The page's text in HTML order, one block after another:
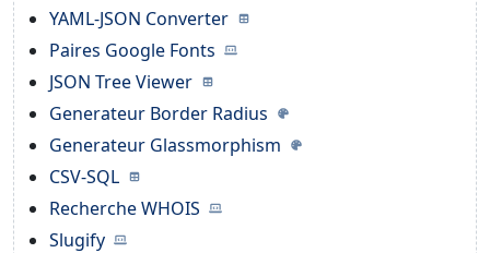
YAML-JSON Converter
Paires Google Fonts
JSON Tree Viewer
Generateur Border Radius
Generateur Glassmorphism
CSV-SQL
Recherche WHOIS
Slugify